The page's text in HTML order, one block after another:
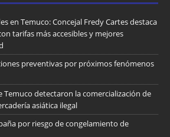
en Temuco: Concejal Fredy Cartes destaca
tarifas más accesibles y mejores
preventivas por próximos fenómenos
Temuco detectaron la comercialización de
asiática ilegal
por riesgo de congelamiento de